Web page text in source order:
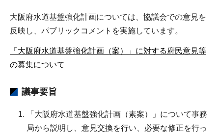
大阪府水道基盤強化計画については、協議会での意見を
反映し、パブリックコメントを実施しています。
「大阪府水道基盤強化計画（案）」に対する府民意見等
の募集について
議事要旨
「大阪府水道基盤強化計画（素案）」について事務
局から説明し、意見交換を行い、必要な修正を行っ